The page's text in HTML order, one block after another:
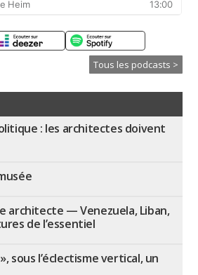
Tous les podcasts >
: les architectes doivent
architecte — Venezuela, Liban,
de l’essentiel
sous l’éclectisme vertical, un